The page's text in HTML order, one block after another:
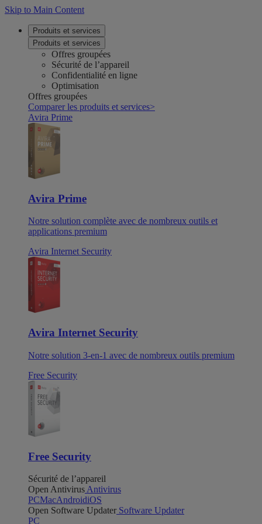
Skip to Main Content
Produits et services
Produits et services
Offres groupées
Sécurité de l’appareil
Confidentialité en ligne
Optimisation
Offres groupées
Comparer les produits et services>
Avira Prime
Avira Prime
Notre solution complète avec de nombreux outils et
applications premium
Avira Internet Security
Avira Internet Security
Notre solution 3-en-1 avec de nombreux outils premium
Free Security
Free Security
Sécurité de l’appareil
Open Antivirus Antivirus
PCMacAndroidiOS
Open Software Updater Software Updater
PC